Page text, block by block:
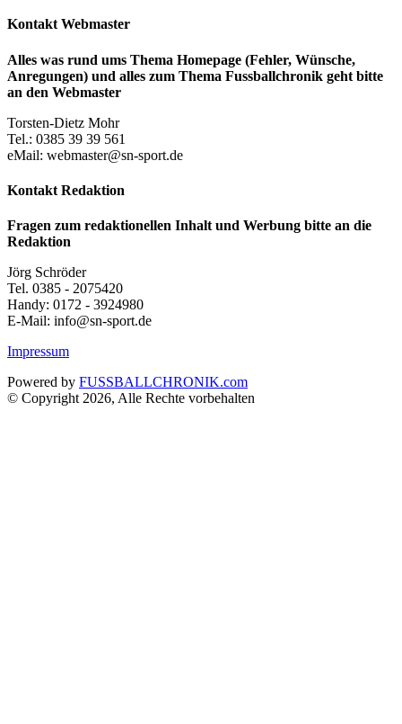
Kontakt Webmaster
Alles was rund ums Thema Homepage (Fehler, Wünsche,
Anregungen) und alles zum Thema Fussballchronik geht bitte
an den Webmaster
Torsten-Dietz Mohr
Tel.: 0385 39 39 561
eMail: webmaster@sn-sport.de
Kontakt Redaktion
Fragen zum redaktionellen Inhalt und Werbung bitte an die
Redaktion
Jörg Schröder
Tel. 0385 - 2075420
Handy: 0172 - 3924980
E-Mail: info@sn-sport.de
Impressum
Powered by FUSSBALLCHRONIK.com
© Copyright 2026, Alle Rechte vorbehalten